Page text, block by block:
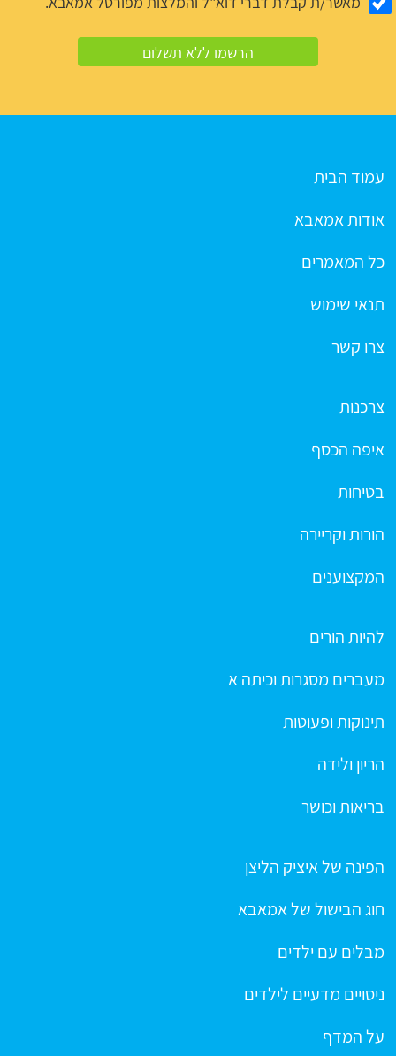
עמוד הבית
אודות אמאבא
כל המאמרים
תנאי שימוש
צרו קשר
צרכנות
איפה הכסף
בטיחות
הורות וקריירה
המקצוענים
להיות הורים
מעברים מסגרות וכיתה א
תינוקות ופעוטות
הריון ולידה
בריאות וכושר
הפינה של איציק הליצן
חוג הבישול של אמאבא
מבלים עם ילדים
ניסויים מדעיים לילדים
על המדף